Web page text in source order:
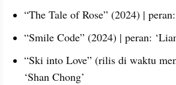
“The Tale of Rose” (2024) |
“Smile Code” (2024) | peran:
“Ski into Love” (rilis di waktu
‘Shan Chong’